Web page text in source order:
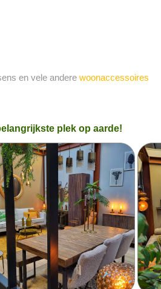
en vele andere woonaccessoires
plek op aarde!